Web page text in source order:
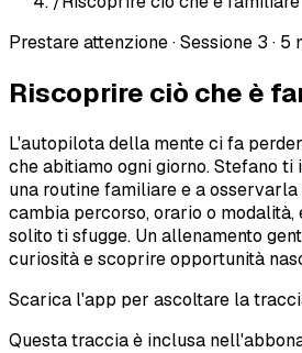
Prestare attenzione·Sessione 3 · 5
Riscoprire ciò che è
L'autopilota della mente ci fa
che abitiamo ogni giorno. Stefano ti
una routine familiare e a
cambia percorso, orario o modalità,
solito ti sfugge. Un allenamento
curiosità e scoprire opportunità
Scarica l'app per ascoltare la
Questa traccia è inclusa